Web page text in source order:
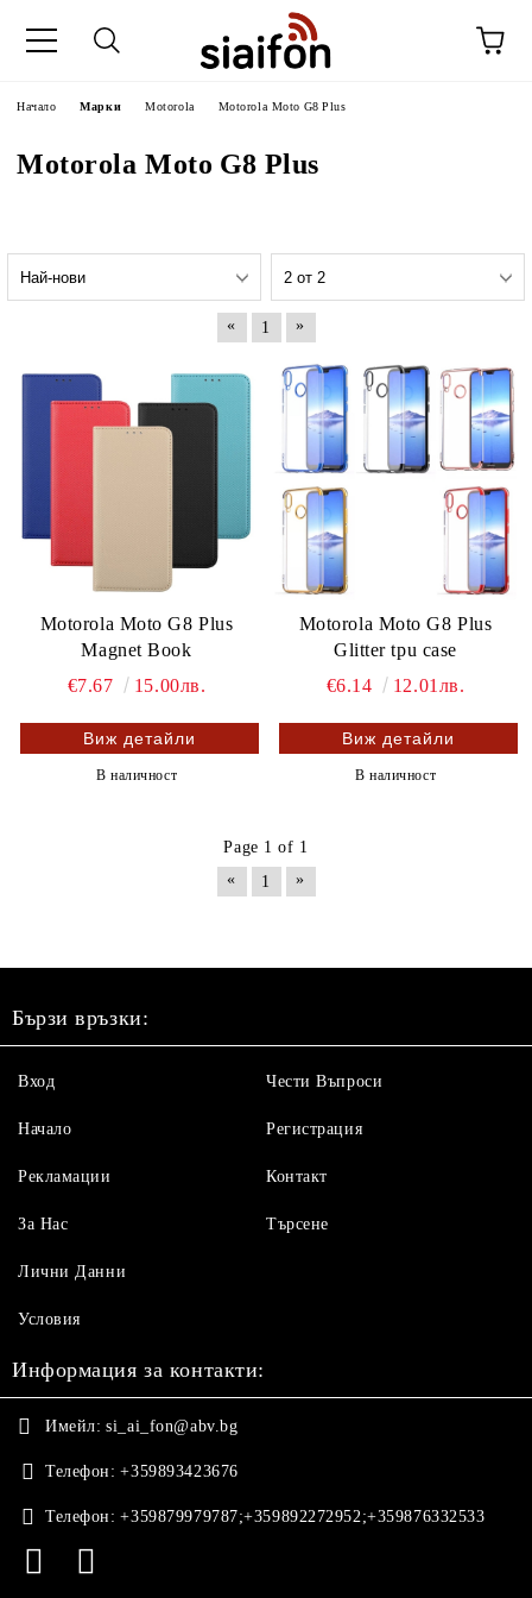
Начало Марки Motorola Motorola Moto G8 Plus
Motorola Moto G8 Plus
« 1 »
Motorola Moto G8 Plus
Magnet Book
€7.67
15.00лв.
Виж детайли
В наличност
Motorola Moto G8 Plus
Glitter tpu case
€6.14
12.01лв.
Виж детайли
В наличност
Page 1 of 1
«
1 »
Бързи връзки:
Вход
Начало
Рекламации
За Нас
Чести Въпроси
Регистрация
Контакт
Търсене
Лични Данни
Условия
Информация за контакти:
Имейл: si_ai_fon@abv.bg
Телефон: +359893423676
Телефон: +359879979787;+359892272952;+359876332533